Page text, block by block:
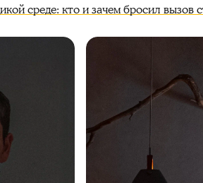
среде: кто и зачем бросил вызов